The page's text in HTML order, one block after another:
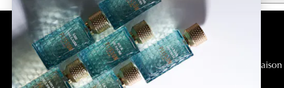
Información
Buscar tiendas
Nuestra Maison